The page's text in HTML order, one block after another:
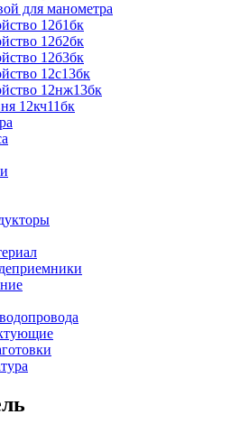
для манометра
12б1бк
12б2бк
12б3бк
12с13бк
12нж13бк
12кч11бк